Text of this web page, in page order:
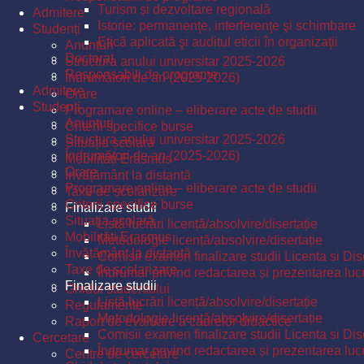
Admitere
Studenți
Anunțuri
Structura anului universitar 2025-2026
Îndrumători de an (2025-2026)
Orare
Programare online – eliberare acte de studii
Criterii specifice burse
Situația școlară
Mobilități Erasmus
Învățământ la distanță
Taxe de școlarizare
Finalizare studii
Listă lucrări licență/absolvire/disertație
Metodologie licență/absolvire/disertație
Comisii examen finalizare studii Licenta si
Îndrumar privind redactarea și prezentarea
Ghidul studentului
Regulamente
Raport de evaluare a cadrelor didactice
Cercetare
Centre de cercetare
Turism și dezvoltare regională
Istorie: permanenţe, interferenţe şi schimbare
Etică aplicată şi auditul eticii în organizaţii
Doctorat
Responsabili de programe
Admitere
Studenți
Anunțuri
Structura anului universitar 2025-2026
Îndrumători de an (2025-2026)
Orare
Programare online – eliberare acte de studii
Criterii specifice burse
Situația școlară
Mobilități Erasmus
Învățământ la distanță
Taxe de școlarizare
Finalizare studii
Listă lucrări licență/absolvire/disertație
Metodologie licență/absolvire/disertație
Comisii examen finalizare studii Licenta si
Îndrumar privind redactarea și prezentarea